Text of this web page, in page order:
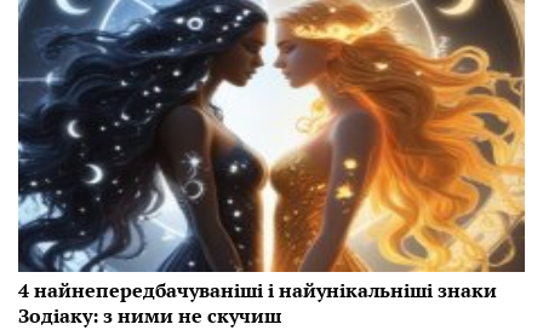
4 найнепередбачуваніші і найунікальніші знаки
Зодіаку: з ними не скучиш